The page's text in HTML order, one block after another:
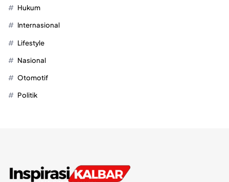
Hukum
Internasional
Lifestyle
Nasional
Otomotif
Politik